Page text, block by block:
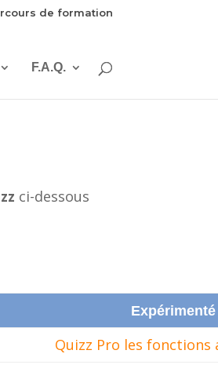
de formation
F.A.Q.
ci-dessous
Quizz Pro les fonctions